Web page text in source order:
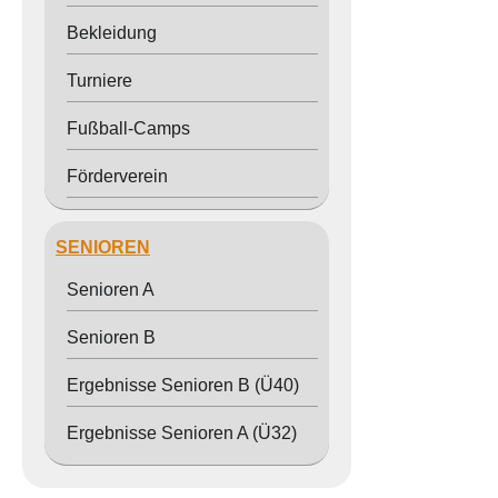
Bekleidung
Turniere
Fußball-Camps
Förderverein
SENIOREN
Senioren A
Senioren B
Ergebnisse Senioren B (Ü40)
Ergebnisse Senioren A (Ü32)